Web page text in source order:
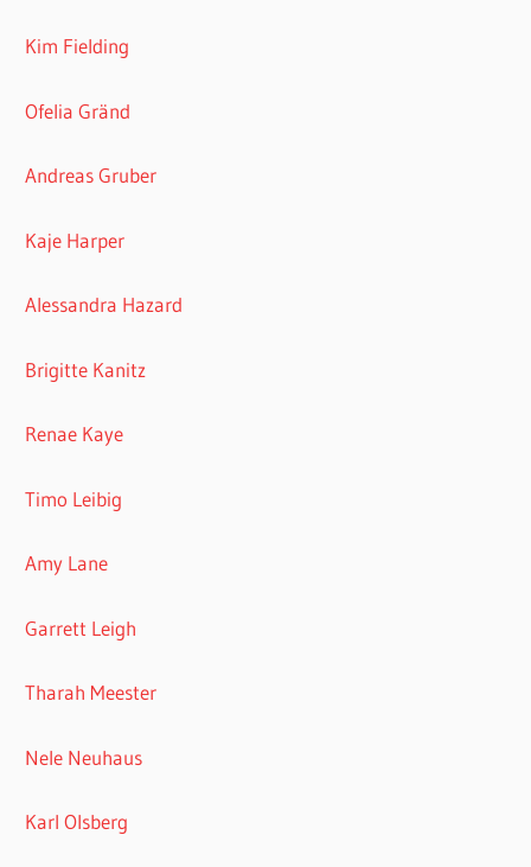
Kim Fielding
Ofelia Gränd
Andreas Gruber
Kaje Harper
Alessandra Hazard
Brigitte Kanitz
Renae Kaye
Timo Leibig
Amy Lane
Garrett Leigh
Tharah Meester
Nele Neuhaus
Karl Olsberg